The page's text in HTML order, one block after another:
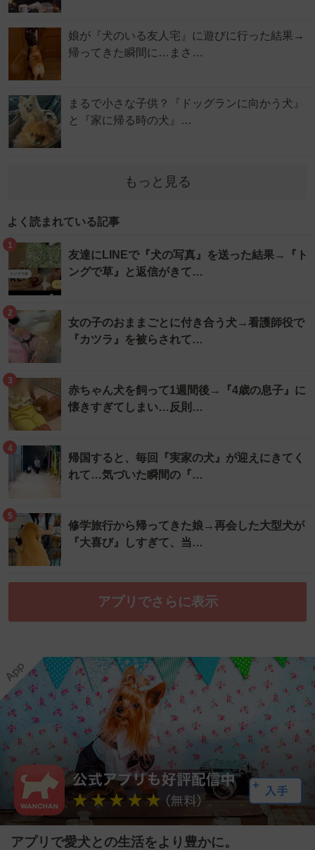
娘が『犬のいる友人宅』に遊びに行った結果→
帰ってきた瞬間に…まさ…
まるで小さな子供？『ドッグランに向かう犬』
と『家に帰る時の犬』…
もっと見る
よく読まれている記事
1
友達にLINEで『犬の写真』を送った結果→『ト
ングで草』と返信がきて…
2
女の子のおままごとに付き合う犬→看護師役で
『カツラ』を被らされて…
3
赤ちゃん犬を飼って1週間後→『4歳の息子』に
懐きすぎてしまい…反則…
4
帰国すると、毎回『実家の犬』が迎えにきてく
れて…気づいた瞬間の『…
5
修学旅行から帰ってきた娘→再会した大型犬が
『大喜び』しすぎて、当…
アプリでさらに表示
アプリで愛犬との生活をより豊かに。